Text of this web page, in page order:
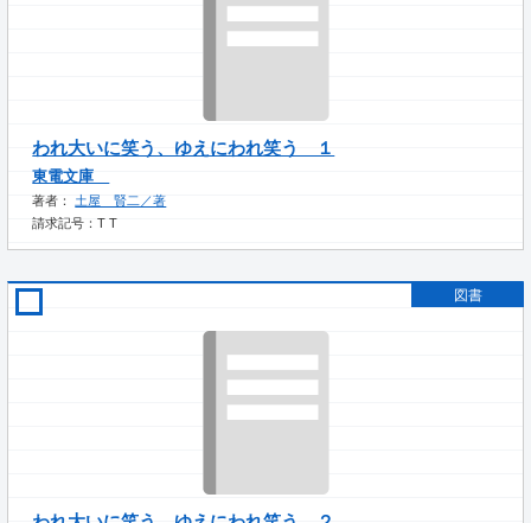
われ大いに笑う、ゆえにわれ笑う １
東電文庫
著者： 土屋 賢二／著
請求記号：T T
図書